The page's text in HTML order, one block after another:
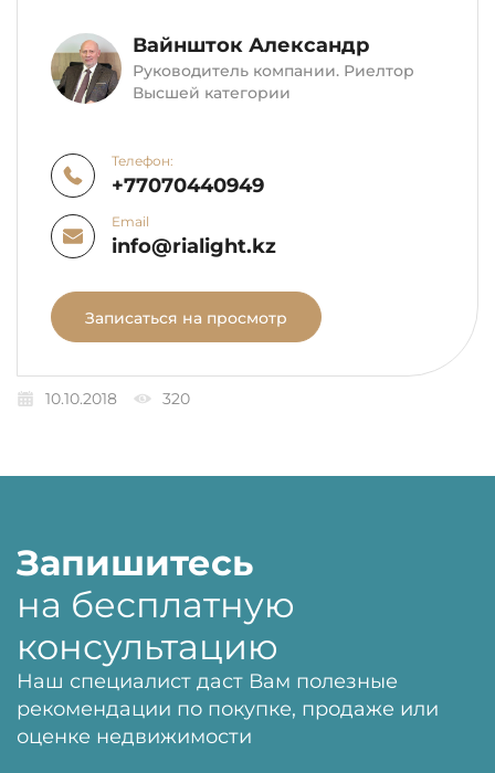
Вайншток Александр
Руководитель компании. Риелтор
Высшей категории
Телефон:
+77070440949
Email
info@rialight.kz
Записаться на просмотр
10.10.2018 320
Запишитесь
на бесплатную
консультацию
Наш специалист даст Вам полезные
рекомендации по покупке, продаже или
оценке недвижимости